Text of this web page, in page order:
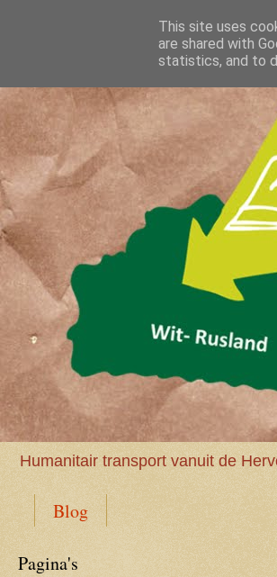
Humanitair transport vanuit de
Blog
Pagina's
This site uses
are shared with
statistics, and to